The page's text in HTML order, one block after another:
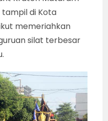
di Kota
memeriahkan
silat terbesar